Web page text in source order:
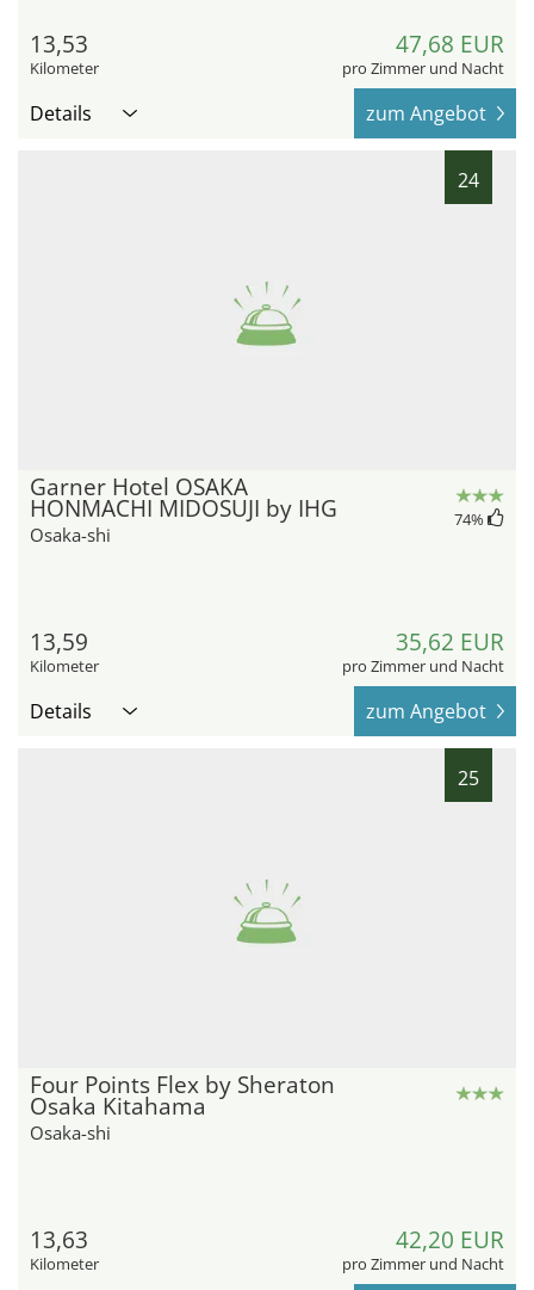
13,53
Kilometer
47,68 EUR
pro Zimmer und Nacht
Details zum Angebot
24
Garner Hotel OSAKA
HONMACHI MIDOSUJI by IHG
Osaka-shi
74%
13,59
Kilometer
35,62 EUR
pro Zimmer und Nacht
Details zum Angebot
25
Four Points Flex by Sheraton
Osaka Kitahama
Osaka-shi
13,63
Kilometer
42,20 EUR
pro Zimmer und Nacht